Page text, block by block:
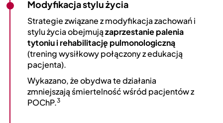
Modyfikacja stylu życia
Strategie związane z modyfikacja zachowań i
stylu życia obejmujązaprzestanie palenia
tytoniu i rehabilitację pulmonologiczną
(trening wysiłkowy połączony z edukacją
pacjenta).
Wykazano, że obydwa te działania
zmniejszają śmiertelność wśród pacjentów z
POChP.3